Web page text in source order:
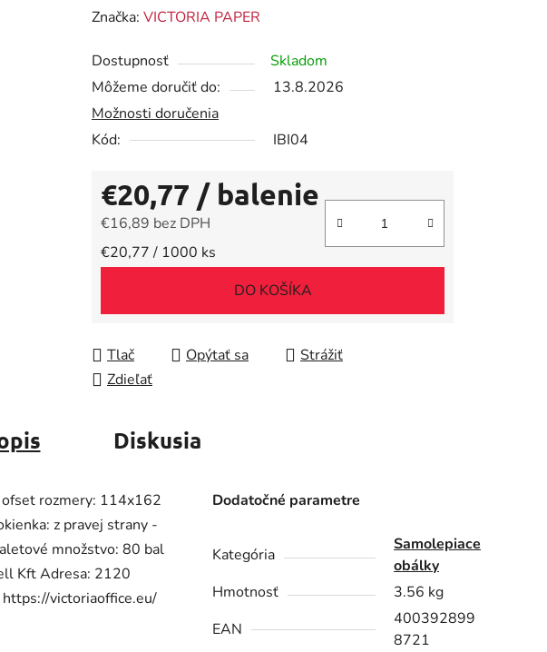
hodnotenie
je
0,0
z
5
Značka: VICTORIA PAPER
Dostupnosť
Skladom
Môžeme doručiť do:
13.8.2026
Možnosti doručenia
Kód:
IBI04
€20,77 / balenie
€16,89 bez DPH
Jednotková cena:
€20,77 / 1000 ks
DO KOŠÍKA
Tlač Opýtať sa
Strážiť
Zdieľať
Diskusia
rozmery: 114x162
z pravej strany -
množstvo: 80 bal
Kft Adresa: 2120
victoriaoffice.eu/
Dodatočné parametre
Kategória
Samolepiace
obálky
Hmotnosť
3.56 kg
EAN
400392899
8721